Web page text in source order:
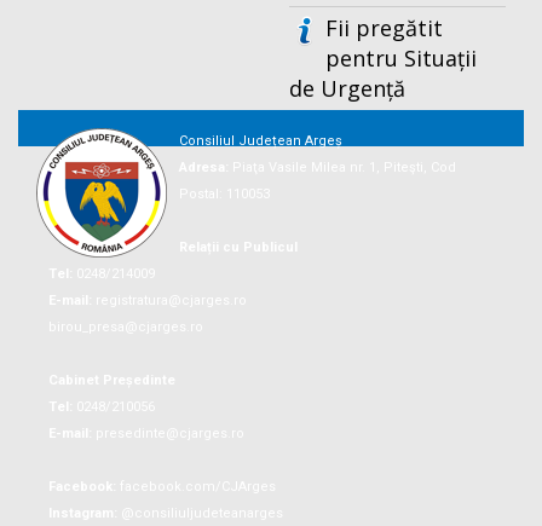
Fii pregătit
pentru Situații
de Urgență
Consiliul Județean Argeș